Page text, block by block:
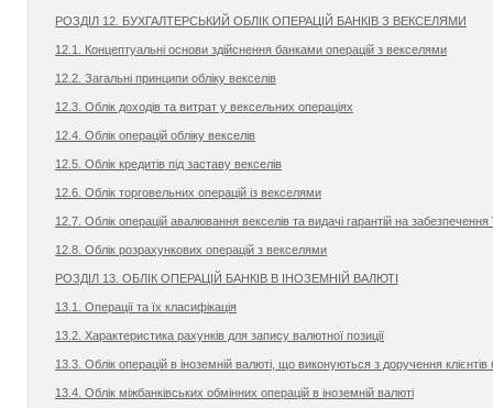
РОЗДІЛ 12. БУХГАЛТЕРСЬКИЙ ОБЛІК ОПЕРАЦІЙ БАНКІВ З ВЕКСЕЛЯМИ
12.1. Концептуальні основи здійснення банками операцій з векселями
12.2. Загальні принципи обліку векселів
12.3. Облік доходів та витрат у вексельних операціях
12.4. Облік операцій обліку векселів
12.5. Облік кредитів під заставу векселів
12.6. Облік торговельних операцій із векселями
12.7. Облік операцій авалювання векселів та видачі гарантій на забезпечення
12.8. Облік розрахункових операцій з векселями
РОЗДІЛ 13. ОБЛІК ОПЕРАЦІЙ БАНКІВ В ІНОЗЕМНІЙ ВАЛЮТІ
13.1. Операції та їх класифікація
13.2. Характеристика рахунків для запису валютної позиції
13.3. Облік операцій в іноземній валюті, що виконуються з доручення клієнтів
13.4. Облік міжбанківських обмінних операцій в іноземній валюті